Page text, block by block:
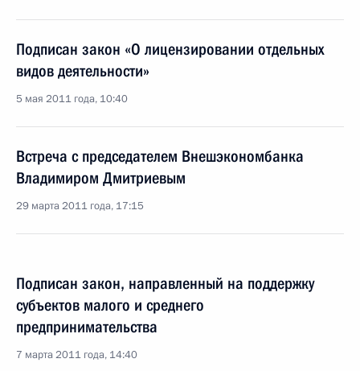
Подписан закон «О лицензировании отдельных
видов деятельности»
5 мая 2011 года, 10:40
Встреча с председателем Внешэкономбанка
Владимиром Дмитриевым
29 марта 2011 года, 17:15
Подписан закон, направленный на поддержку
субъектов малого и среднего
предпринимательства
7 марта 2011 года, 14:40